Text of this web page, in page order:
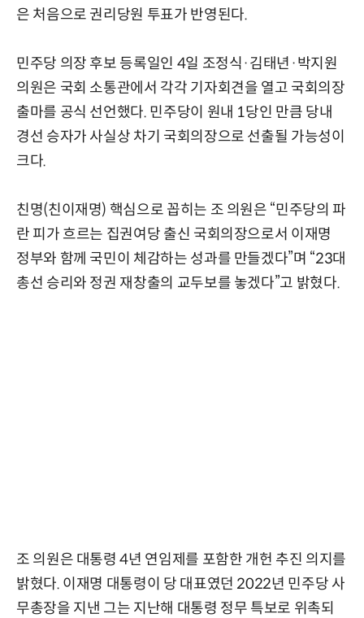
은 처음으로 권리당원 투표가 반영된다.
민주당 의장 후보 등록일인 4일 조정식·김태년·박지원
의원은 국회 소통관에서 각각 기자회견을 열고 국회의장
출마를 공식 선언했다. 민주당이 원내 1당인 만큼 당내
경선 승자가 사실상 차기 국회의장으로 선출될 가능성이
크다.
친명(친이재명) 핵심으로 꼽히는 조 의원은 “민주당의 파
란 피가 흐르는 집권여당 출신 국회의장으로서 이재명
정부와 함께 국민이 체감하는 성과를 만들겠다”며 “23대
총선 승리와 정권 재창출의 교두보를 놓겠다”고 밝혔다.
조 의원은 대통령 4년 연임제를 포함한 개헌 추진 의지를
밝혔다. 이재명 대통령이 당 대표였던 2022년 민주당 사
무총장을 지낸 그는 지난해 대통령 정무 특보로 위촉되